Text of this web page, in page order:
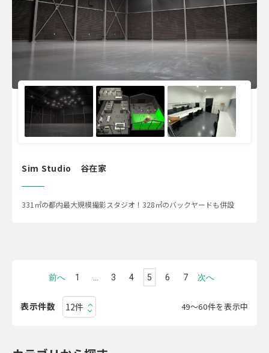
Sim Studio 谷在家
331㎡の都内最大規模撮影スタジオ！328㎡のバックヤードも併設
前へ 1 3 4 5 6 7 次へ
表示件数 49〜60件を表示中